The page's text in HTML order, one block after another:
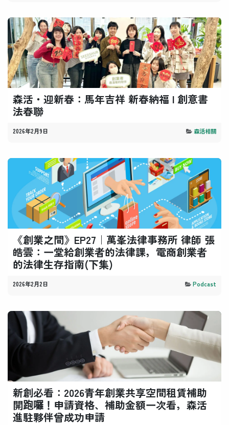
森活・迎新春：馬年吉祥 新春納福 l 創意書
法春聯
2026年2月9日 森活相關
《創業之間》EP27｜萬峯法律事務所 律師 張
皓雲：一堂給創業者的法律課，電商創業者
的法律生存指南(下集)
2026年2月2日 Podcast
新創必看：2026青年創業共享空間租賃補助
開跑囉！申請資格、補助金額一次看，森活
進駐夥伴曾成功申請